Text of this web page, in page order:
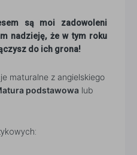
są moi zadowoleni
nadzieję, że w tym roku
do ich grona!
maturalne z angielskiego
podstawowa lub